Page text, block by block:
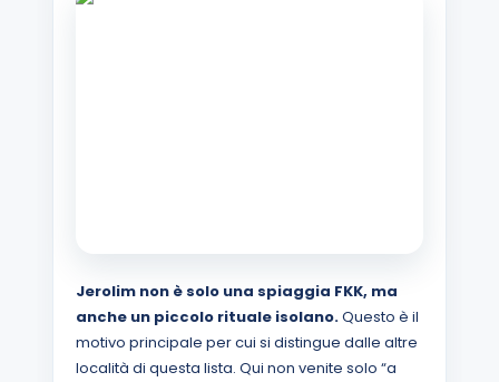
Jerolim non è solo una spiaggia FKK, ma
anche un piccolo rituale isolano.Questo è il
motivo principale per cui si distingue dalle altre
località di questa lista. Qui non venite solo “a